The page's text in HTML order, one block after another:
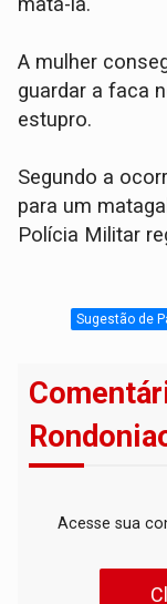
A mulher
guardar a faca
estupro.
Segundo a
para um
Polícia Militar
Sugestão de
Acesse sua